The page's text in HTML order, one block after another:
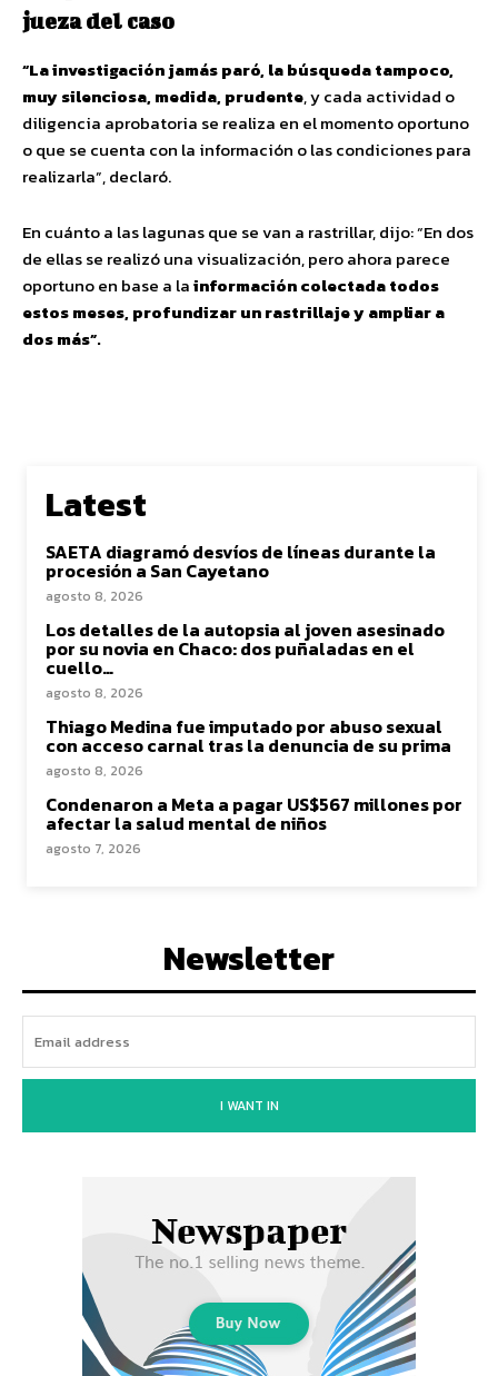
jueza del caso
“La investigación jamás paró, la búsqueda tampoco,
muy silenciosa, medida, prudente, y cada actividad o
diligencia aprobatoria se realiza en el momento oportuno
o que se cuenta con la información o las condiciones para
realizarla”, declaró.
En cuánto a las lagunas que se van a rastrillar, dijo: “En dos
de ellas se realizó una visualización, pero ahora parece
oportuno en base a lainformación colectada todos
estos meses, profundizar un rastrillaje y ampliar a
dos más”.
Latest
SAETA diagramó desvíos de líneas durante la
procesión a San Cayetano
agosto 8, 2026
Los detalles de la autopsia al joven asesinado
por su novia en Chaco: dos puñaladas en el
cuello…
agosto 8, 2026
Thiago Medina fue imputado por abuso sexual
con acceso carnal tras la denuncia de su prima
agosto 8, 2026
Condenaron a Meta a pagar US$567 millones por
afectar la salud mental de niños
agosto 7, 2026
Newsletter
I WANT IN